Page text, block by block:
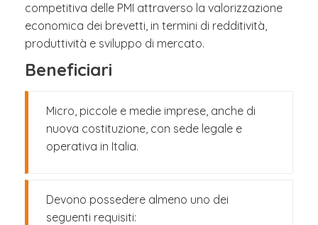
competitiva delle PMI attraverso la valorizzazione
economica dei brevetti, in termini di redditività,
produttività e sviluppo di mercato.
Beneficiari
Micro, piccole e medie imprese, anche di
nuova costituzione, con sede legale e
operativa in Italia.
Devono possedere almeno uno dei
seguenti requisiti: